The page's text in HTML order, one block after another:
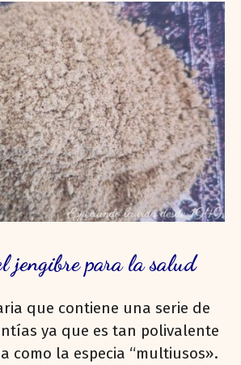
jengibre para la salud
que contiene una serie de
ya que es tan polivalente
como la especia “multiusos».